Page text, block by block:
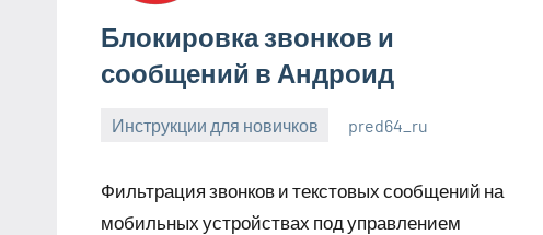
Блокировка звонков и
сообщений в Андроид
Инструкции для новичков
2023
pred64_ru
Фильтрация звонков и текстовых сообщений на
мобильных устройствах под управлением